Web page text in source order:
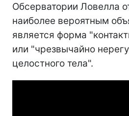
Обсерватории Ловелла
наиболее вероятным
является форма
или "чрезвычайно
целостного тела".